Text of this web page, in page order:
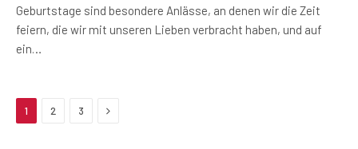
Geburtstage sind besondere Anlässe, an denen wir die Zeit
feiern, die wir mit unseren Lieben verbracht haben, und auf
ein…
1 2 3 Next